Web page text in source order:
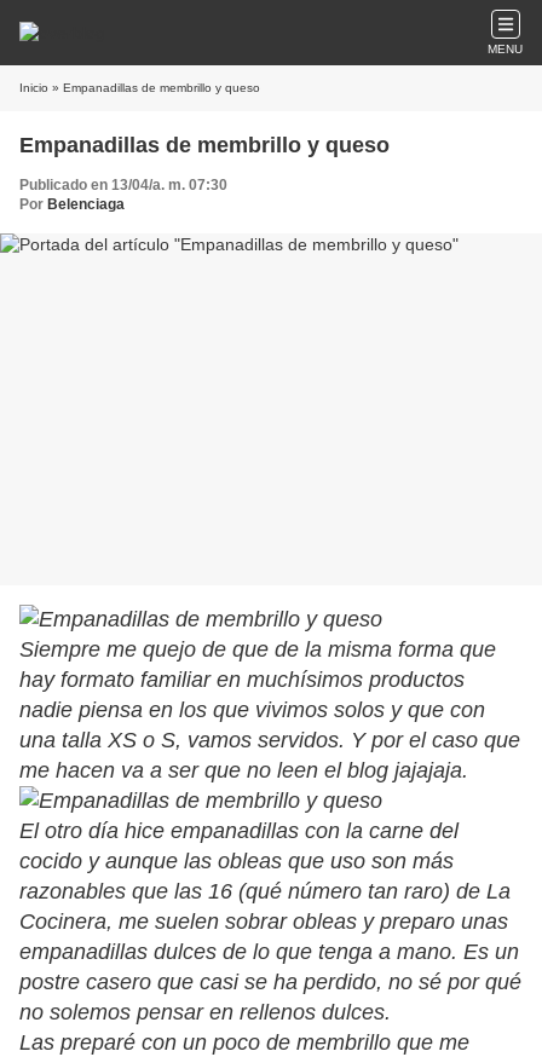
MENU
Inicio » Empanadillas de membrillo y queso
Empanadillas de membrillo y queso
Publicado en 13/04/a. m. 07:30
Por Belenciaga
Siempre me quejo de que de la misma forma que
hay formato familiar en muchísimos productos
nadie piensa en los que vivimos solos y que con
una talla XS o S, vamos servidos. Y por el caso que
me hacen va a ser que no leen el blog jajajaja.
El otro día hice empanadillas con la carne del
cocido y aunque las obleas que uso son más
razonables que las 16 (qué número tan raro) de La
Cocinera, me suelen sobrar obleas y preparo unas
empanadillas dulces de lo que tenga a mano. Es un
postre casero que casi se ha perdido, no sé por qué
no solemos pensar en rellenos dulces.
Las preparé con un poco de membrillo que me